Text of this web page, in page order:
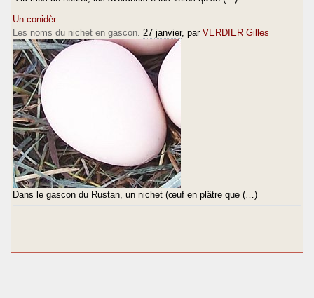
Un conidèr.
Les noms du nichet en gascon. 27 janvier, par VERDIER Gilles
Dans le gascon du Rustan, un nichet (œuf en plâtre que (…)